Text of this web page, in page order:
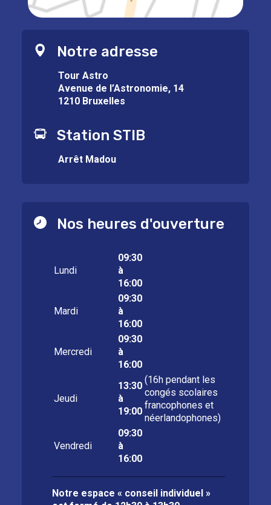
Notre adresse
Tour Astro
Avenue de l’Astronomie, 14
1210 Bruxelles
Station STIB
Arrêt Madou
Nos heures d'ouverture
Lundi
09:30
à
16:00
Mardi
09:30
à
16:00
Mercredi
09:30
à
16:00
Jeudi
13:30
à
19:00
(16h pendant les
congés scolaires
francophones et
néerlandophones)
Vendredi
09:30
à
16:00
Notre espace « conseil individuel »